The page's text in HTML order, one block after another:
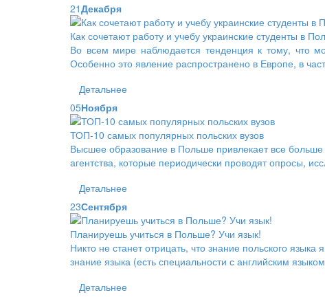
21Декабря
Как сочетают работу и учебу украинские студенты в
Во всем мире наблюдается тенденция к тому, что
Особенно это явление распространено в Европе, в
Детальнее
05Ноября
ТОП-10 самых популярных польских вузов
Высшее образование в Польше привлекает все
агентства, которые периодически проводят опросы,
Детальнее
23Сентября
Планируешь учиться в Польше? Учи язык!
Никто не станет отрицать, что знание польского
знание языка (есть специальности с английским
Детальнее